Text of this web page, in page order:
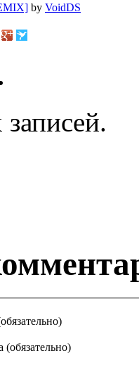
by VoidDS
(обязательно)